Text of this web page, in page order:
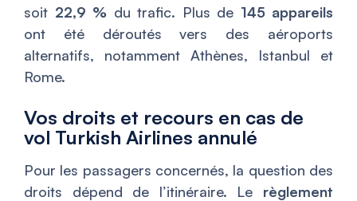
soit 22,9 % du trafic. Plus de 145 appareils
ont été déroutés vers des aéroports
alternatifs, notamment Athènes, Istanbul et
Rome.
Vos droits et recours en cas de
vol Turkish Airlines annulé
Pour les passagers concernés, la question des
droits dépend de l’itinéraire. Le règlement